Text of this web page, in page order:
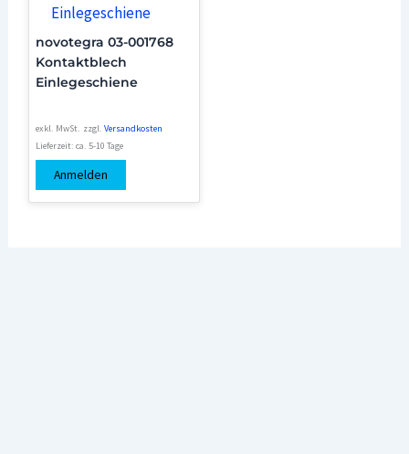
novotegra 03-001768
Kontaktblech
Einlegeschiene
exkl. MwSt. zzgl.Versandkosten
Lieferzeit:ca. 5-10 Tage
Anmelden